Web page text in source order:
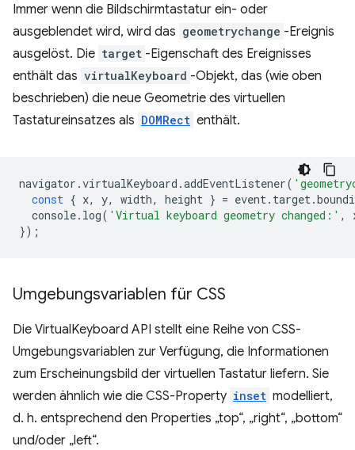
Immer wenn die Bildschirmtastatur ein- oder
ausgeblendet wird, wird das geometrychange -Ereignis
ausgelöst. Die target -Eigenschaft des Ereignisses
enthält das virtualKeyboard -Objekt, das (wie oben
beschrieben) die neue Geometrie des virtuellen
Tastatureinsatzes als DOMRect enthält.
navigator .virtualKeyboard .addEventListener(
const { x, y, width, height } = event. target.
console. log( 'Virtual keyboard geometry changed:' ,
});
Umgebungsvariablen für CSS
Die VirtualKeyboard API stellt eine Reihe von CSS-
Umgebungsvariablen zur Verfügung, die Informationen
zum Erscheinungsbild der virtuellen Tastatur liefern. Sie
werden ähnlich wie die CSS-Property inset modelliert,
d. h. entsprechend den Properties „top“, „right“, „bottom“
und/oder „left“.